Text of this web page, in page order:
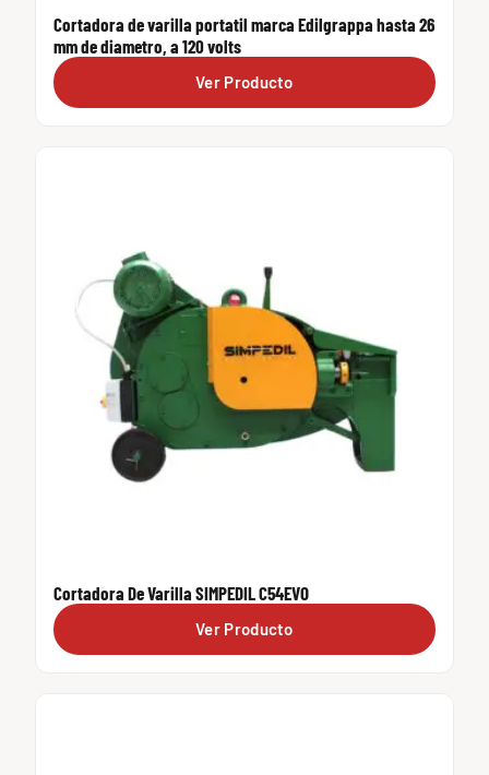
Cortadora de varilla portatil marca Edilgrappa hasta 26
mm de diametro, a 120 volts
Ver Producto
Cortadora De Varilla SIMPEDIL C54EVO
Ver Producto